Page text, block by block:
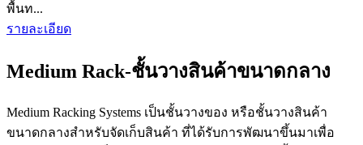
พื้นท...
รายละเอียด
Medium Rack-ชั้นวางสินค้าขนาดกลาง
Medium Racking Systems เป็นชั้นวางของ หรือชั้นวางสินค้า
ขนาดกลางสำหรับจัดเก็บสินค้า ที่ได้รับการพัฒนาขึ้นมาเพื่อ